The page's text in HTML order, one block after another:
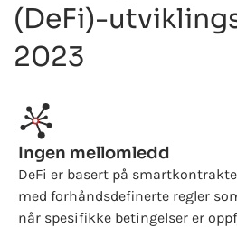
(DeFi)-
2023
Ingen mellomledd
DeFi er basert på
med forhåndsdefinerte regler
når spesifikke betingelser er